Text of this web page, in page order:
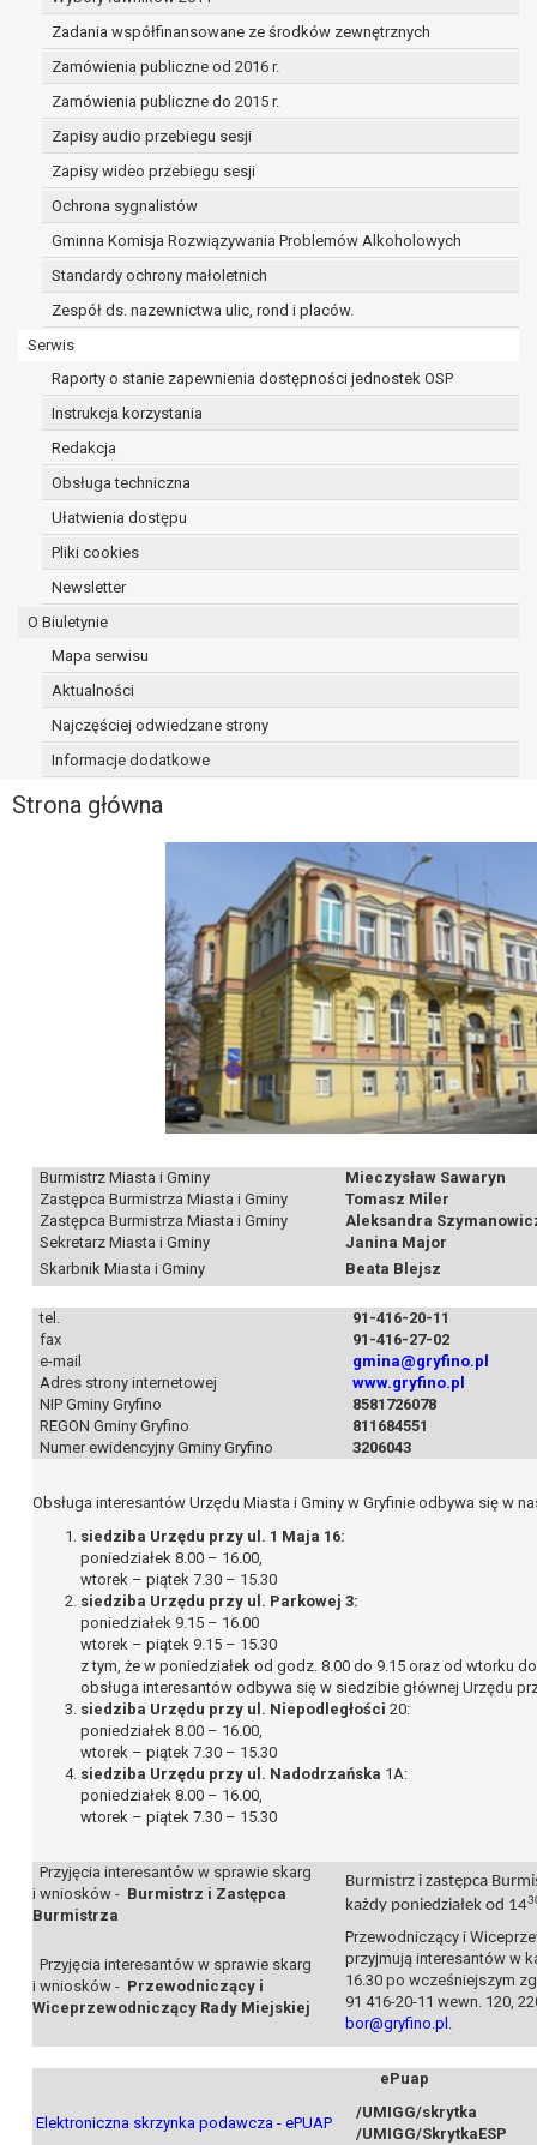
Zadania współfinansowane ze środków zewnętrznych
Zamówienia publiczne od 2016 r.
Zamówienia publiczne do 2015 r.
Zapisy audio przebiegu sesji
Zapisy wideo przebiegu sesji
Ochrona sygnalistów
Gminna Komisja Rozwiązywania Problemów Alkoholowych
Standardy ochrony małoletnich
Zespół ds. nazewnictwa ulic, rond i placów.
Serwis
Raporty o stanie zapewnienia dostępności jednostek OSP
Instrukcja korzystania
Redakcja
Obsługa techniczna
Ułatwienia dostępu
Pliki cookies
Newsletter
O Biuletynie
Mapa serwisu
Aktualności
Najczęściej odwiedzane strony
Informacje dodatkowe
Strona główna
Burmistrz Miasta i Gminy
Mieczysław Sawaryn
Zastępca Burmistrza Miasta i Gminy
Tomasz Miler
Zastępca Burmistrza Miasta i Gminy
Aleksandra
Sekretarz Miasta i Gminy
Janina Major
Skarbnik Miasta i Gminy
Beata Blejsz
tel.
91-416-20-11
fax
91-416-27-02
e-mail
gmina@gryfino.pl
Adres strony internetowej
www.gryfino.pl
NIP Gminy Gryfino
8581726078
REGON Gminy Gryfino
811684551
Numer ewidencyjny Gminy Gryfino
3206043
Obsługa interesantów Urzędu Miasta i Gminy w Gryfinie odbywa się w
siedziba Urzędu przy ul. 1 Maja 16:
poniedziałek 8.00 – 16.00,
wtorek – piątek 7.30 – 15.30
siedziba Urzędu przy ul. Parkowej 3:
poniedziałek 9.15 – 16.00
wtorek – piątek 9.15 – 15.30
z tym, że w poniedziałek od godz. 8.00 do 9.15 oraz od wtorku
obsługa interesantów odbywa się w siedzibie głównej Urzędu
siedziba Urzędu przy ul. Niepodległości 20:
poniedziałek 8.00 – 16.00,
wtorek – piątek 7.30 – 15.30
siedziba Urzędu przy ul. Nadodrzańska 1A:
poniedziałek 8.00 – 16.00,
wtorek – piątek 7.30 – 15.30
Przyjęcia interesantów w sprawie skarg
i wniosków - Burmistrz i Zastępca
Burmistrza
Burmistrz i zastępca
każdy poniedziałek od 14
Przyjęcia interesantów w sprawie skarg
i wniosków - Przewodniczący i
Wiceprzewodniczący Rady Miejskiej
Przewodniczący i
przyjmują interesantów w
16.30 po wcześniejszym
91 416-20-11 wewn. 120,
bor@gryfino.pl .
ePuap
Elektroniczna skrzynka podawcza - ePUAP
/UMIGG/skrytka
/UMIGG/SkrytkaESP
przysługuje Pani/Panu prawo do cofnięcia tej zgody w
Cofnięcie to nie ma wpływu na zgodność przetwarzania,
podstawie zgody przed jej cofnięciem.
Przysługuje Pani/Panu prawo wniesienia skargi do
niezgodne z prawem przetwarzanie Pani/Pana danych
administratora.
Organem właściwym do wniesienia skargi jest Prezes
Osobowych.
W zależności od sfery, w której przetwarzane są dane
osobowych jest dobrowolne albo jest wymogiem
Pani/Pana dane nie będą poddawane
decyzji, w tym również profilowaniu.